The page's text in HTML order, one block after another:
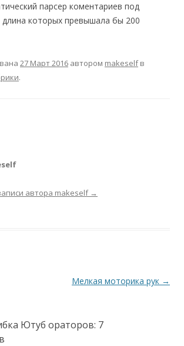
парсер коментариев под
которых превышала бы 200
27 Март 2016 автором makeselfв
.
автора makeself →
Мелкая моторика рук →
Ютуб ораторов: 7